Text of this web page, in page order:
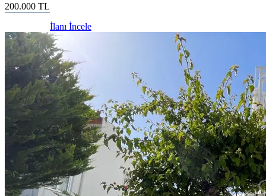
200.000 TL
İlanı İncele